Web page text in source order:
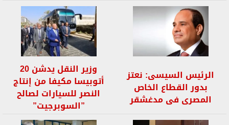
الرئيس السيسى: نعتز
بدور القطاع الخاص
المصرى فى مدغشقر
وزير النقل يدشن 20
أتوبيسا مكيفا من إنتاج
النصر للسيارات لصالح
”السوبرجيت”